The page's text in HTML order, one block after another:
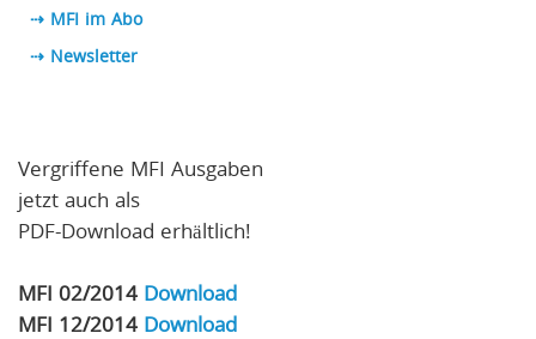
⇢ MFI im Abo
⇢ Newsletter
Vergriffene MFI Ausgaben
jetzt auch als
PDF-Download erhältlich!
MFI 02/2014 Download
MFI 12/2014 Download